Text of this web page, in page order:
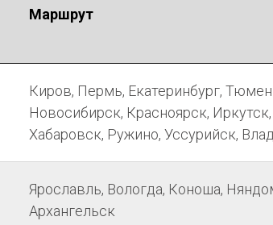
Маршрут
Киров, Пермь, Екатеринбург,
Новосибирск, Красноярск,
Хабаровск, Ружино, Уссурийск,
Ярославль, Вологда, Коноша,
Архангельск